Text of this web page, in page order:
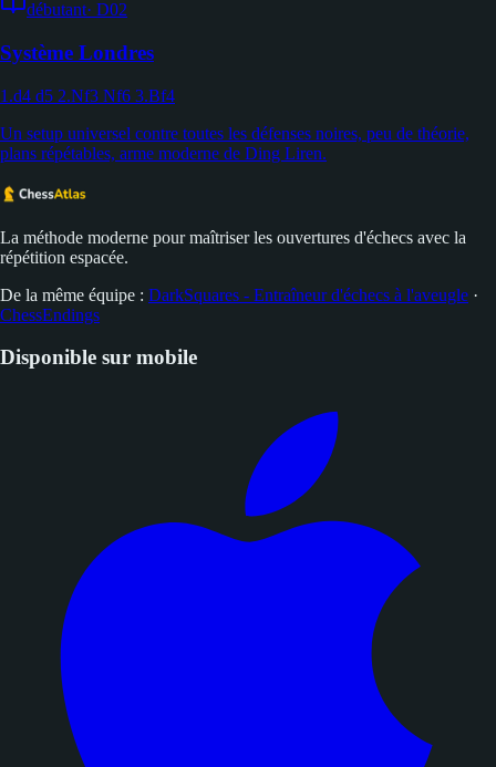
débutant· D02
Système Londres
1.d4 d5 2.Nf3 Nf6 3.Bf4
Un setup universel contre toutes les défenses noires, peu de théorie,
plans répétables, arme moderne de Ding Liren.
La méthode moderne pour maîtriser les ouvertures d'échecs avec la
répétition espacée.
De la même équipe : DarkSquares - Entraîneur d'échecs à l'aveugle ·
ChessEndings
Disponible sur mobile